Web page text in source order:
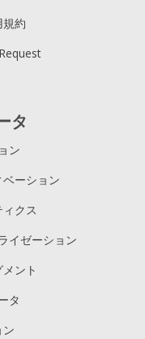
タ
ン
ーション
クス
イゼーション
ント
タ
約